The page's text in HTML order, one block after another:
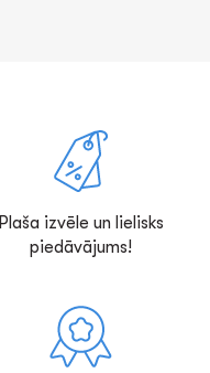
Plaša izvēle un lielisks
piedāvājums!